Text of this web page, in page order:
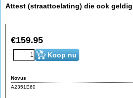
Attest (straattoelating) die ook
€159.95
Koop nu
Novus
A2351E60